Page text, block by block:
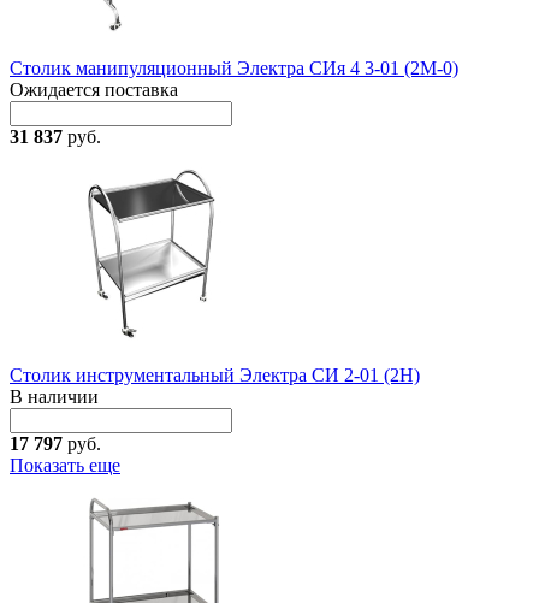
Столик манипуляционный Электра СИя 4 3-01 (2М-0)
Ожидается поставка
31 837 руб.
Столик инструментальный Электра СИ 2-01 (2Н)
В наличии
17 797 руб.
Показать еще